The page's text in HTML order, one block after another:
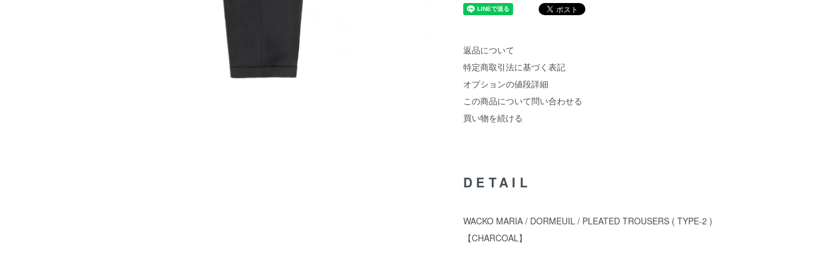
返品について
特定商取引法に基づく表記
オプションの値段詳細
この商品について問い合わせる
買い物を続ける
DETAIL
WACKO MARIA / DORMEUIL / PLEATED TROUSERS ( TYPE-2 )
【CHARCOAL】